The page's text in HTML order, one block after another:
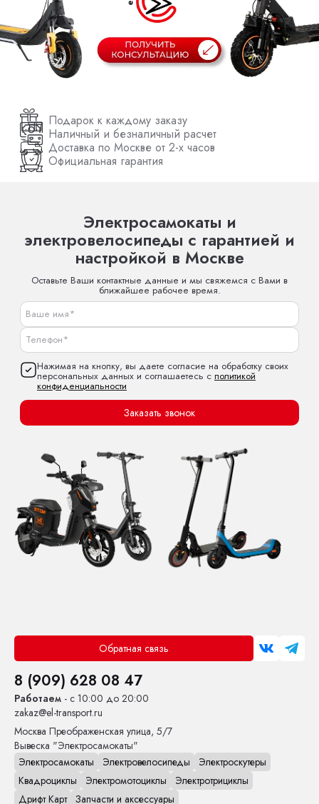
Подарок к каждому заказу
Наличный и безналичный расчет
Доставка по Москве от 2-х часов
Официальная гарантия
Электросамокаты и
электровелосипеды с гарантией и
настройкой в Москве
Оставьте Ваши контактные данные и мы свяжемся с Вами в
ближайшее рабочее время.
Нажимая на кнопку, вы даете согласие на обработку своих
персональных данных и соглашаетесь с политикой
конфиденциальности
Заказать звонок
Обратная связь
8 (909) 628 08 47
Работаем - с 10:00 до 20:00
zakaz@el-transport.ru
Москва Преображенская улица, 5/7
Вывеска "Электросамокаты"
Электросамокаты
Электровелосипеды
Электроскутеры
Квадроциклы
Электромотоциклы
Электротрициклы
Дрифт Карт Запчасти и аксессуары